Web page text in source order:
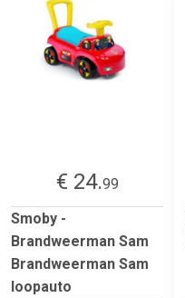
€ 24.99
Smoby -
Brandweerman Sam
Brandweerman Sam
loopauto